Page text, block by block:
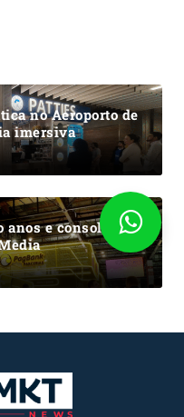
no Aeroporto de
imersiva
anos e consolida